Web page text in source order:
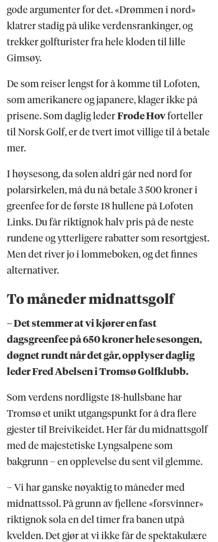
gode argumenter for det. «Drømmen i nord»
klatrer stadig på ulike verdensrankinger, og
trekker golfturister fra hele kloden til lille
Gimsøy.
De som reiser lengst for å komme til Lofoten,
som amerikanere og japanere, klager ikke på
prisene. Som daglig lederFrode Hovforteller
til Norsk Golf, er de tvert imot villige til å betale
mer.
I høysesong, da solen aldri går ned nord for
polarsirkelen, må du nå betale 3 500 kroner i
greenfee for de første 18 hullene på Lofoten
Links. Du får riktignok halv pris på de neste
rundene og ytterligere rabatter som resortgjest.
Men det river jo i lommeboken, og det finnes
alternativer.
To måneder midnattsgolf
– Det stemmer at vi kjører en fast
dagsgreenfee på 650 kroner hele sesongen,
døgnet rundt når det går, opplyser daglig
leder Fred Abelsen i Tromsø Golfklubb.
Som verdens nordligste 18-hullsbane har
Tromsø et unikt utgangspunkt for å dra flere
gjester til Breivikeidet. Her får du midnattsgolf
med de majestetiske Lyngsalpene som
bakgrunn – en opplevelse du sent vil glemme.
– Vi har ganske nøyaktig to måneder med
midnattssol. På grunn av fjellene «forsvinner»
riktignok sola en del timer fra banen utpå
kvelden. Det gjør at vi ikke får de spektakulære